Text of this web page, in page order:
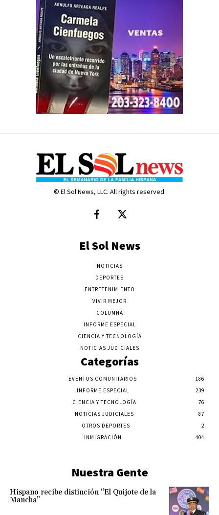
© El Sol News, LLC. All rights reserved.
El Sol News
NOTICIAS
DEPORTES
ENTRETENIMIENTO
VIVIR MEJOR
COLUMNA
INFORME ESPECIAL
CIENCIA Y TECNOLOGÍA
NOTICIAS JUDICIALES
Categorías
EVENTOS COMUNITARIOS
186
INFORME ESPECIAL
239
CIENCIA Y TECNOLOGÍA
76
NOTICIAS JUDICIALES
87
OTROS DEPORTES
2
INMIGRACIÓN
404
Nuestra Gente
Hispano recibe distinción “El Quijote de la
Mancha”